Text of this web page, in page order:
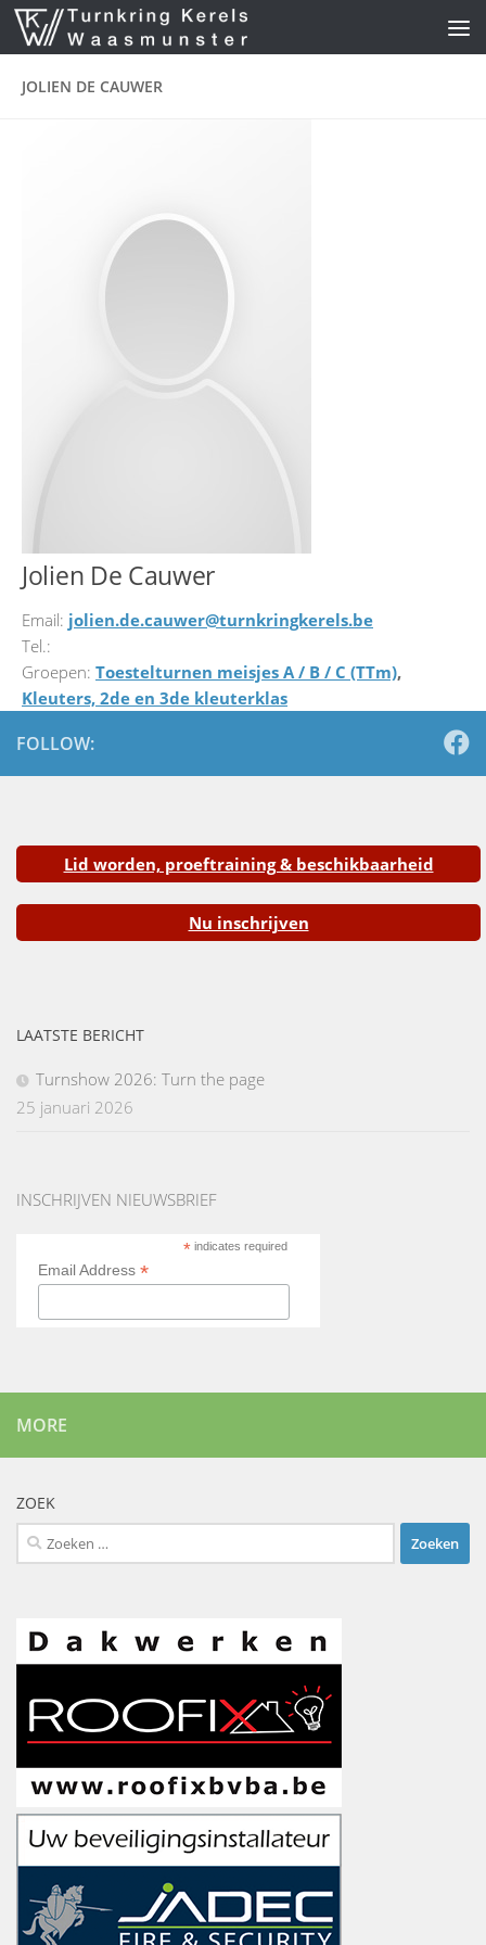
Skip to content
JOLIEN DE CAUWER
Jolien De Cauwer
Email: jolien.de.cauwer@turnkringkerels.be
Tel.:
Groepen: Toestelturnen meisjes A / B / C (TTm)
Kleuters, 2de en 3de kleuterklas
FOLLOW:
Lid worden, proeftraining & beschikbaarheid
Nu inschrijven
LAATSTE BERICHT
Turnshow 2026: Turn the page
25 januari 2026
INSCHRIJVEN NIEUWSBRIEF
* indicates required
Email Address *
MORE
ZOEK
Zoeken
naar: